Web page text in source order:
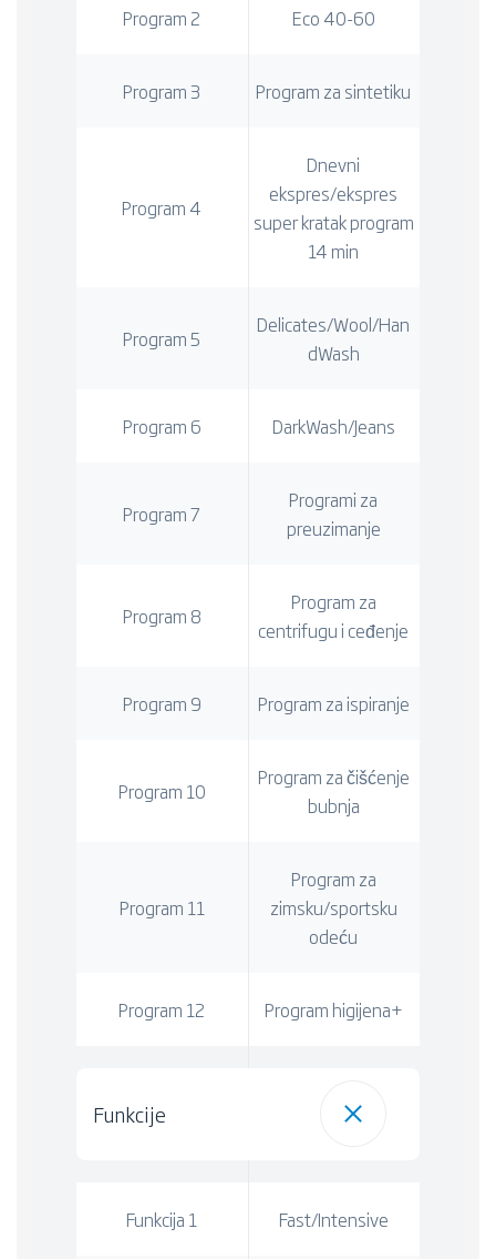
Program 2 Eco 40-60
Program 3 Program za sintetiku
Program 4
Dnevni
ekspres/ekspres
super kratak program
14 min
Program 5
Delicates/Wool/Han
dWash
Program 6 DarkWash/Jeans
Program 7
Programi za
preuzimanje
Program 8
Program za
centrifugu i ceđenje
Program 9 Program za ispiranje
Program 10
Program za čišćenje
bubnja
Program 11
Program za
zimsku/sportsku
odeću
Program 12 Program higijena+
Funkcije
Funkcija 1 Fast/Intensive